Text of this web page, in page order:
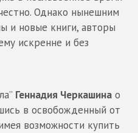
Однако нынешним
и новые книги, авторы
искренне и без
Геннадия Черкашина о
в освобожденный от
возможности купить